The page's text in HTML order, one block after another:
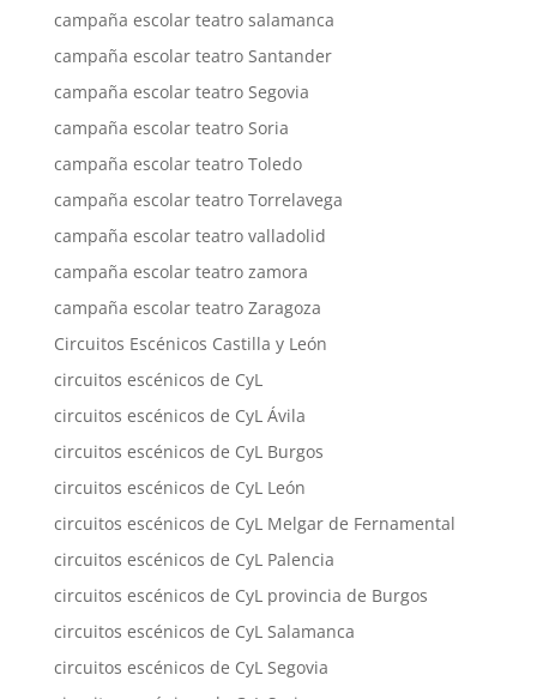
campaña escolar teatro salamanca
campaña escolar teatro Santander
campaña escolar teatro Segovia
campaña escolar teatro Soria
campaña escolar teatro Toledo
campaña escolar teatro Torrelavega
campaña escolar teatro valladolid
campaña escolar teatro zamora
campaña escolar teatro Zaragoza
Circuitos Escénicos Castilla y León
circuitos escénicos de CyL
circuitos escénicos de CyL Ávila
circuitos escénicos de CyL Burgos
circuitos escénicos de CyL León
circuitos escénicos de CyL Melgar de Fernamental
circuitos escénicos de CyL Palencia
circuitos escénicos de CyL provincia de Burgos
circuitos escénicos de CyL Salamanca
circuitos escénicos de CyL Segovia